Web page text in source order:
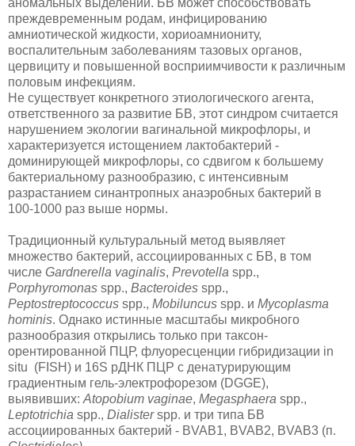
преждевременным родам, инфицированию
амниотической жидкости, хориоамниониту,
воспалительным заболеваниям тазовых органов,
цервициту и повышенной восприимчивости к различным
половым инфекциям.
Не существует конкретного этиологического агента,
ответственного за развитие БВ, этот синдром считается
нарушением экологии вагинальной микрофлоры, и
характеризуется истощением лактобактерий -
доминирующей микрофлоры, со сдвигом к большему
бактериальному разнообразию, с интенсивным
разрастанием синантропных анаэробных бактерий в
100-1000 раз выше нормы.
Традиционный культуральный метод выявляет
множество бактерий, ассоциированных с БВ, в том
числе Gardnerella vaginalis, Prevotella spp.,
Porphyromonas spp., Bacteroides spp.,
Peptostreptococcus spp., Mobiluncus spp. и Mycoplasma
hominis. Однако истинные масштабы микробного
разнообразия открылись только при таксон-
орентированной ПЦР, флуоресценции гибридизации in
situ (FISH) и 16S рДНК ПЦР с денатурирующим
градиентным гель-электрофорезом (DGGE),
выявивших: Atopobium vaginae, Megasphaera spp.,
Leptotrichia spp., Dialisterspp. и три типа БВ
ассоциированных бактерий - BVAB1, BVAB2, BVAB3 (п.